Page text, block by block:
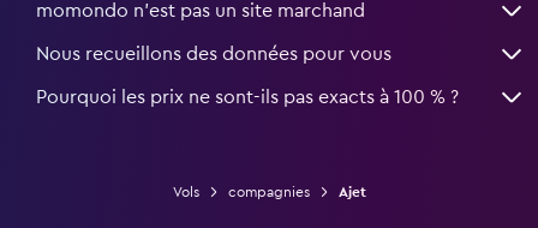
momondo n'est pas un site marchand
Nous recueillons des données pour vous
Pourquoi les prix ne sont-ils pas exacts à 100 % ?
Vols compagnies Ajet